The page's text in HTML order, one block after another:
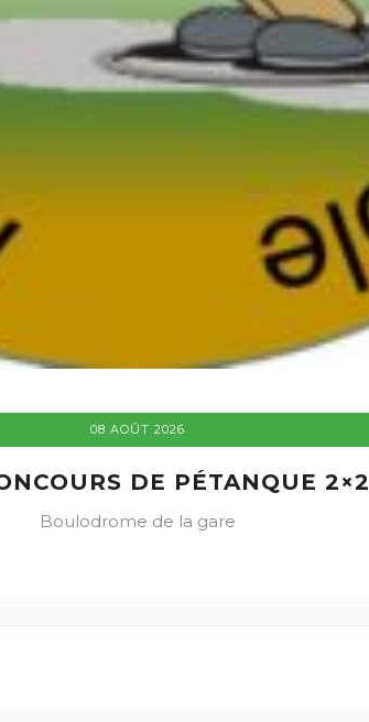
08 AOÛT 2026
DE PÉTANQUE 2×2
Boulodrome de la gare